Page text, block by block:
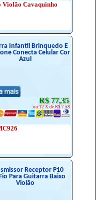
Cavaquinho
Infantil Brinquedo E
Conecta Celular Cor
Azul
R$ 77,35
ou 12 X de R$ 7.58
Receptor P10
Para Guitarra Baixo
Violão